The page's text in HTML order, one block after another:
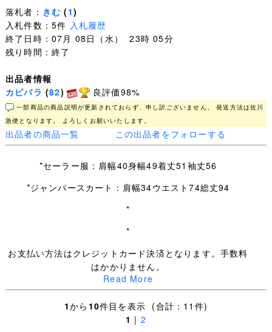
落札者： きむ ( 1)
入札件数：5件 入札履歴
終了日時：07月 08日（水） 23時 05分
残り時間：終了
出品者情報
カピバラ (82) 良評価98%
一部商品の商品説明が更新されておらず、申し訳ございません。 発送方法は佐川
急便となります。 よろしくお願いいたします。
出品者の商品一覧 この出品者をフォローする
*セーラー服：肩幅40身幅49着丈51袖丈56
*ジャンパースカート：肩幅34ウエスト74総丈94
*
*
お支払い方法はクレジットカード決済となります。手数料
はかかりません。
（PayPal経由でのお支払いとなり、Visa、Mastercard、
JCB、American Expressをご利用いただけます。）
誠に申し訳ございませんが、現在はその他のお支払い方法
Read More
1から 10件目を表示 (合計：11件)
1 | 2